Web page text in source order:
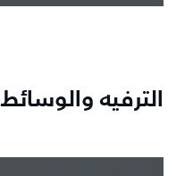
الترفيه والوسائط